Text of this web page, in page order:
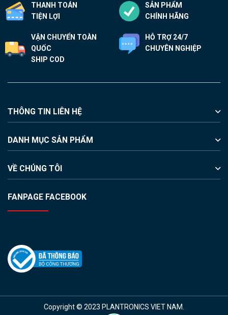
được
chọn
trang
sản
THANH TOÁN
TIỆN LỢI
SẢN PHẨM
CHÍNH HÃNG
VẬN CHUYỂN TOÀN
QUỐC
SHIP COD
HỖ TRỢ 24/7
CHUYÊN NGHIỆP
THÔNG TIN LIÊN HỆ
DANH MỤC SẢN PHẨM
VỀ CHÚNG TÔI
FANPAGE FACEBOOK
Copyright © 2023 PLANTRONICS VIET NAM.